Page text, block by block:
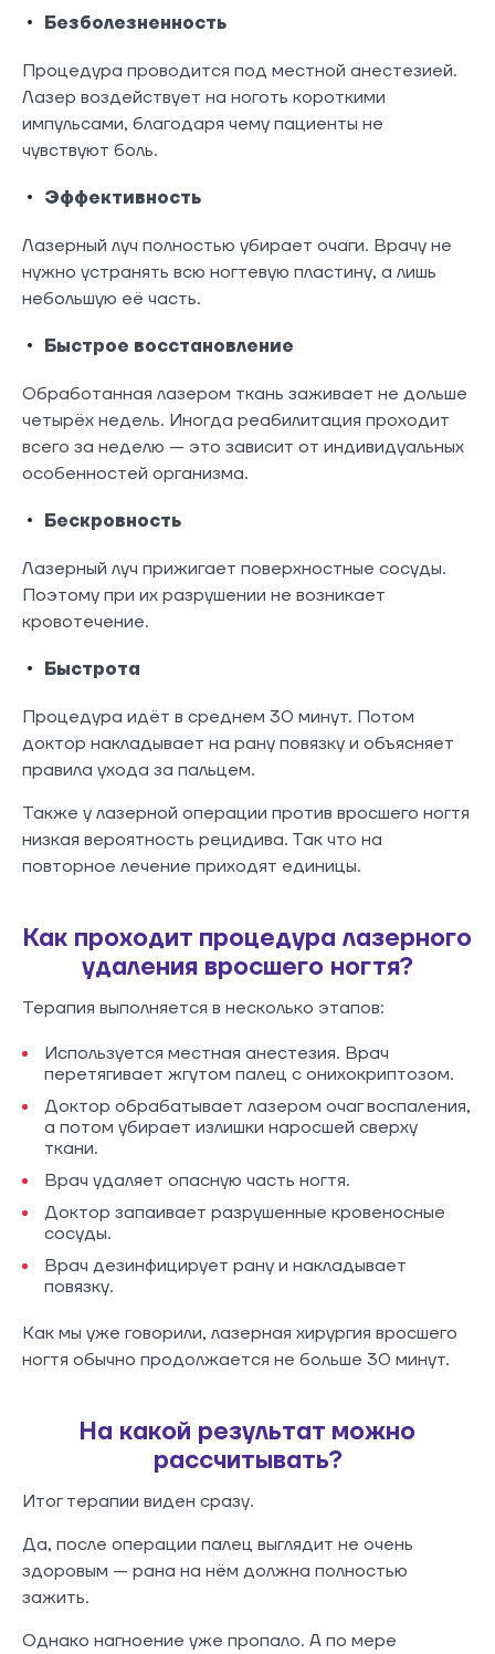
Безболезненность
Процедура проводится под местной анестезией.
Лазер воздействует на ноготь короткими
импульсами, благодаря чему пациенты не
чувствуют боль.
Эффективность
Лазерный луч полностью убирает очаги. Врачу не
нужно устранять всю ногтевую пластину, а лишь
небольшую её часть.
Быстрое восстановление
Обработанная лазером ткань заживает не дольше
четырёх недель. Иногда реабилитация проходит
всего за неделю — это зависит от индивидуальных
особенностей организма.
Бескровность
Лазерный луч прижигает поверхностные сосуды.
Поэтому при их разрушении не возникает
кровотечение.
Быстрота
Процедура идёт в среднем 30 минут. Потом
доктор накладывает на рану повязку и объясняет
правила ухода за пальцем.
Также у лазерной операции против вросшего ногтя
низкая вероятность рецидива. Так что на
повторное лечение приходят единицы.
Как проходит процедура лазерного
удаления вросшего ногтя?
Терапия выполняется в несколько этапов:
Используется местная анестезия. Врач
перетягивает жгутом палец с онихокриптозом.
Доктор обрабатывает лазером очаг воспаления,
а потом убирает излишки наросшей сверху
ткани.
Врач удаляет опасную часть ногтя.
Доктор запаивает разрушенные кровеносные
сосуды.
Врач дезинфицирует рану и накладывает
повязку.
Как мы уже говорили, лазерная хирургия вросшего
ногтя обычно продолжается не больше 30 минут.
На какой результат можно
рассчитывать?
Итог терапии виден сразу.
Да, после операции палец выглядит не очень
здоровым — рана на нём должна полностью
зажить.
Однако нагноение уже пропало. А по мере